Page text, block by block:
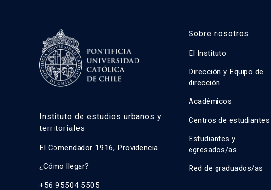
Instituto de estudios urbanos y
territoriales
El Comendador 1916, Providencia
¿Cómo llegar?
+56 95504 5505
Sobre nosotros
El Instituto
Dirección y Equipo de
dirección
Académicos
Centros de estudiantes
Estudiantes y
egresados/as
Red de graduados/as